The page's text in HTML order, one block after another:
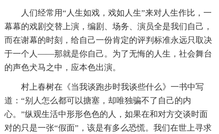
人们经常用“人生如戏，戏如人生”来对人生作比，一
幕幕的戏剧交替上演，编剧、场务、演员全是我们自己，
而在谢幕的时刻，给自己一份肯定的评判标准永远只取决
于一个人——那就是你自己。为了无悔的人生，社会舞台
的声色犬马之中，应本色出演。
村上春树在《当我谈跑步时我谈些什么》一书中写
道：“别人怎么都可以搪塞，却唯独骗不了自己的内
心。”纵观生活中形形色色的人，如果在和对方交谈时面
对的只是一张“假面”，该是有多么恐慌。我们在世上寻求